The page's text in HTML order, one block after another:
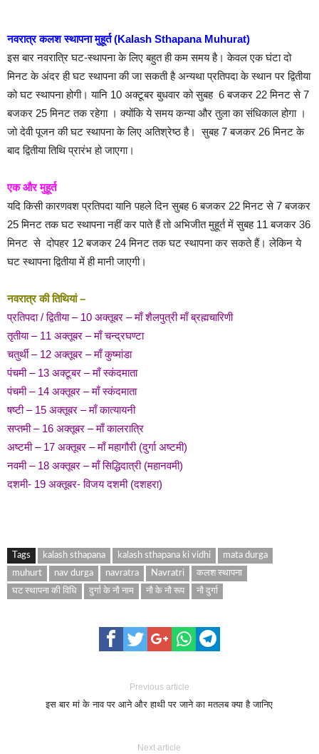
नवरात्र कलश स्थापना मुहूर्त (Kalash Sthapana Muhurat)
इस बार नवरात्रि घट-स्थापना के लिए बहुत ही कम समय है। केवल एक घंटा दो
मिनट के अंदर ही घट स्थापना की जा सकती है अन्यथा प्रतिपदा के स्थान पर द्वितीया
को घट स्थापना होगी। यानि 10 अक्टूबर बुधवार को सुबह 6 बजकर 22 मिनट से 7
बजकर 25 मिनट तक रहेगा । क्योंकि ये समय कन्या और तुला का संधिकाल होगा ।
जो देवी पूजन की घट स्थापना के लिए अतिश्रेष्ठ है। सुबह 7 बजकर 26 मिनट के
बाद द्वितीया तिथि प्रारंभ हो जाएगा।
एक और मुहूर्त
यदि किसी कारणवश प्रतिपदा यानि पहले दिन सुबह 6 बजकर 22 मिनट से 7 बजकर
25 मिनट तक घट स्थापना नहीं कर पाते हैं तो अभिजीत मुहूर्त में सुबह 11 बजकर 36
मिनट से दोपहर 12 बजकर 24 मिनट तक घट स्थापना कर सकते हैं। लेकिन ये
घट स्थापना द्वितीया में ही मानी जाएगी।
नवरात्र की तिथियां –
प्रतिपदा / द्वितीया – 10 अक्तूबर – माँ शैलपुत्री माँ ब्रह्मचारिणी
तृतीया – 11 अक्तूबर – माँ चन्द्रघण्टा
चतुर्थी – 12 अक्तूबर – माँ कुष्मांडा
पंचमी – 13 अक्टूबर – माँ स्कंदमाता
पंचमी – 14 अक्तूबर – माँ स्कंदमाता
षष्टी – 15 अक्तूबर – माँ कात्यायनी
सप्तमी – 16 अक्तूबर – माँ कालरात्रि
अष्टमी – 17 अक्तूबर – माँ महागौरी (दुर्गा अष्टमी)
नवमी – 18 अक्तूबर – माँ सिद्धिदात्री (महानवमी)
दशमी- 19 अक्तूबर- विजय दशमी (दशहरा)
Tags kalash sthapana kalash sthapana ki vidhi
mata durga
muhurt
nav durga navratra Navratri
कलश स्थापना
घट स्थापना की विधि
दुर्गा के नौ नाम नौ के नौ रूप नौ दुर्गा
Previous article
इस बार मां के नाव पर आने और हाथी पर जाने का मतलब क्या है जानिए
Next article